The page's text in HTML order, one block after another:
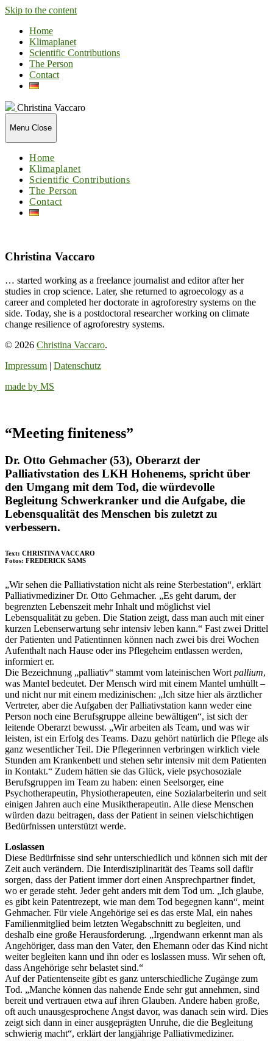
Skip to the content
Home
Klimaplanet
Scientific Contributions
The Person
Contact
Christina Vaccaro
Menu Close
Home
Klimaplanet
Scientific Contributions
The Person
Contact
Christina Vaccaro
… started working as a freelance journalist and editor after her
studies in crop science. Later, she returned to agroecology as a
career and completed her doctorate in agroforestry systems on the
side. Today, she is a postdoctoral researcher working on climate
change resilience of agroforestry systems.
© 2026 Christina Vaccaro.
Impressum | Datenschutz
made by MS
“Meeting finiteness”
Dr. Otto Gehmacher (53), Oberarzt der
Palliativstation des LKH Hohenems, spricht über
den Umgang mit dem Tod, die würdevolle
Begleitung Schwerkranker und die Aufgabe, die
Lebensqualität des Menschen bis zuletzt zu
verbessern.
Text: CHRISTINA VACCARO
Fotos: FREDERICK SAMS
„Wir sehen die Palliativstation nicht als reine Sterbestation“, erklärt
Palliativmediziner Dr. Otto Gehmacher. „Es geht darum, der
begrenzten Lebenszeit mehr Inhalt und möglichst viel
Lebensqualität zu geben. Die Station zeigt, dass man auch mit einer
kurzen Lebenserwartung sehr intensiv leben kann.“ Fast zwei Drittel
der Patienten und Patientinnen können nach zwei bis drei Wochen
Aufenthalt nach Hause oder ins Pflegeheim entlassen werden,
informiert er.
Die Bezeichnung „palliativ“ stammt vom lateinischen Wort pallium,
was Mantel bedeutet. Der Mensch wird mit einem Mantel umhüllt –
und nicht nur mit einem medizinischen: „Ich sitze hier als ärztlicher
Vertreter, aber die Aufgaben der Palliativstation kann weder eine
Person noch eine Berufsgruppe alleine bewältigen“, ist sich der
leitende Oberarzt bewusst. „Wir arbeiten als Team, und was wir
leisten, ist ein Erfolg des Teams. Dazu gehört natürlich die Pflege als
ganz wesentlicher Teil. Die Pflegerinnen verbringen wirklich viele
Stunden am Krankenbett und stehen sehr intensiv mit dem Patienten
in Kontakt.“ Zudem hätten sie das Glück, viele psychosoziale
Berufsgruppen im Team zu haben: einen Seelsorger, eine
Psychotherapeutin, Physiotherapeuten, eine Sozialarbeiterin und seit
einigen Jahren auch eine Musiktherapeutin. Alle diese Menschen
würden dazu beitragen, dass der Patient in seinen vielschichtigen
Bedürfnissen unterstützt werde.
Loslassen
Diese Bedürfnisse sind sehr unterschiedlich und können sich mit der
Zeit auch verändern. Die Interdisziplinarität des Teams soll dafür
sorgen, dass der Patient immer dort einen Ansprechpartner findet,
wo er gerade steht. Jeder geht anders mit dem Tod um. „Ich glaube,
es gibt kein Patentrezept, wie man dem Tod begegnen kann“, meint
Gehmacher. Für viele Angehörige sei es das erste Mal, ein nahes
Familienmitglied beim letzten Wegabschnitt zu begleiten, und
deshalb eine große Herausforderung. „Irgendwann erkennt man als
Angehöriger, dass man den Vater, den Ehemann oder das Kind nicht
weiter begleiten kann und ihn oder es loslassen muss. Wir sehen oft,
dass Angehörige sehr belastet sind.“
Auf der Patientenseite gibt es ganz unterschiedliche Zugänge zum
Tod. „Manche können das nahende Ende sehr gut annehmen, sind
bereit und vertrauen etwa auf ihren Glauben. Andere haben große,
oft auch unausgesprochene Angst davor, was danach sein wird. Dies
zeigt sich dann in einer ausgeprägten Unruhe, die die Begleitung
schwierig macht“, erklärt der langjährige Palliativmediziner.